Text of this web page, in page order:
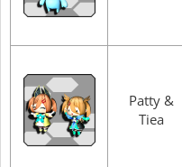
Patty &
Tiea